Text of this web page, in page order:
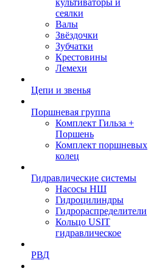
культиваторы и
сеялки
Валы
Звёздочки
Зубчатки
Крестовины
Лемехи
Цепи и звенья
Поршневая группа
Комплект Гильза +
Поршень
Комплект поршневых
колец
Гидравлические системы
Насосы НШ
Гидроцилиндры
Гидрораспределители
Кольцо USIT
гидравлическое
РВД